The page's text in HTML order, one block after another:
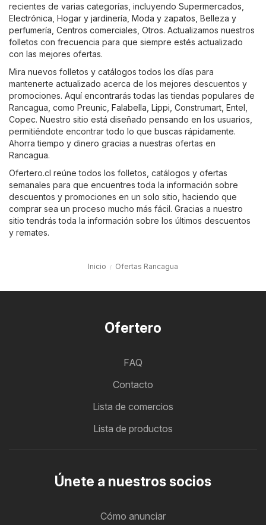
recientes de varias categorías, incluyendo Supermercados
Electrónica Hogar y jardinería Moda y zapatos Belleza y
perfumería Centros comerciales Otros. Actualizamos nuestros
folletos con frecuencia para que siempre estés actualizado
con las mejores ofertas.
Mira nuevos folletos y catálogos todos los días para
mantenerte actualizado acerca de los mejores descuentos y
promociones. Aquí encontrarás todas las tiendas populares de
Rancagua, como Preunic Falabella Lippi Construmart Entel
Copec. Nuestro sitio está diseñado pensando en los usuarios,
permitiéndote encontrar todo lo que buscas rápidamente.
Ahorra tiempo y dinero gracias a nuestras ofertas en
Rancagua.
Ofertero.cl reúne todos los folletos, catálogos y ofertas
semanales para que encuentres toda la información sobre
descuentos y promociones en un solo sitio, haciendo que
comprar sea un proceso mucho más fácil. Gracias a nuestro
sitio tendrás toda la información sobre los últimos descuentos
y remates.
Inicio Ofertas Rancagua
Ofertero
FAQ
Contacto
Lista de comercios
Lista de productos
Únete a nuestros socios
Cómo anunciar